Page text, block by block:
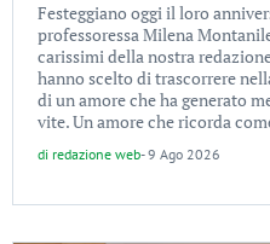
Festeggiano oggi il loro
professoressa Milena
carissimi della nostra
hanno scelto di trascorrere
di un amore che ha generato
vite. Un amore che ricorda
di redazione web-9 Ago 2026